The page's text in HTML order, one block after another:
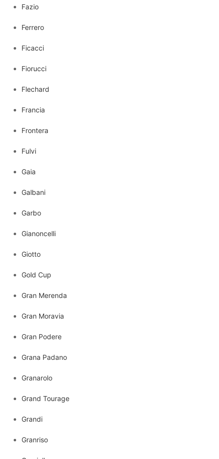
Fazio
Ferrero
Ficacci
Fiorucci
Flechard
Francia
Frontera
Fulvi
Gaia
Galbani
Garbo
Gianoncelli
Giotto
Gold Cup
Gran Merenda
Gran Moravia
Gran Podere
Grana Padano
Granarolo
Grand Tourage
Grandi
Granriso